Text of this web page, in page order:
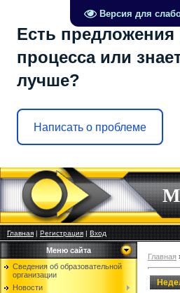
Версия для
Есть предложения
процесса или
лучше?
Написать о проблеме
Главная|Регистрация|Вход
Меню сайта
Сведения об образовательной
организации
Новости
Главная